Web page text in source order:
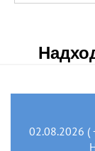
#ЧШ-1
02.08.2026 (